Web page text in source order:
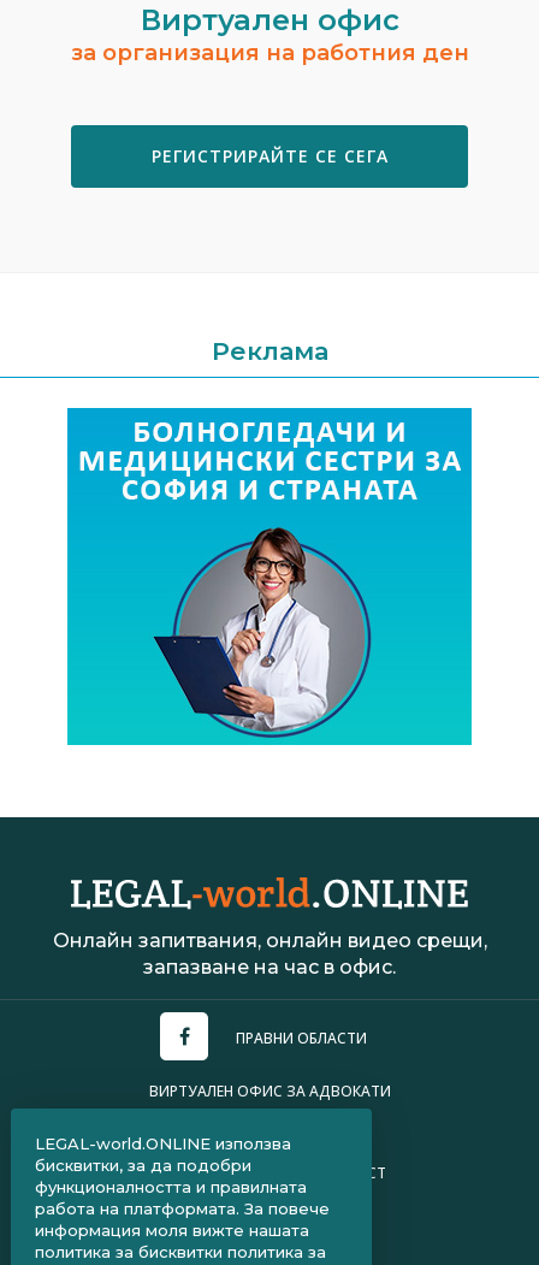
Виртуален офис
за организация на работния ден
РЕГИСТРИРАЙТЕ СЕ СЕГА
Реклама
Онлайн запитвания, онлайн видео срещи,
запазване на час в офис.
ПРАВНИ ОБЛАСТИ
ВИРТУАЛЕН ОФИС ЗА АДВОКАТИ
ПОЛИТИКА ЗА ПОВЕРИТЕЛНОСТ
ЧЗВ ЗА КЛИЕНТИ
ЧЗВ ЗА АДВОКАТИ
LEGAL-world.ONLINE използва
бисквитки, за да подобри
функционалността и правилната
работа на платформата. За повече
информация моля вижте нашата
политика за бисквитки политика за